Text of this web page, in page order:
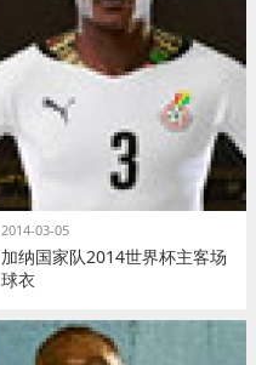
2014-03-05
加纳国家队2014世界杯主客场
球衣